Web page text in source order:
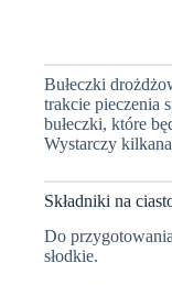
Bułeczki
trakcie pieczenia
bułeczki, które
Wystarczy
Składniki na
Do
słodkie.